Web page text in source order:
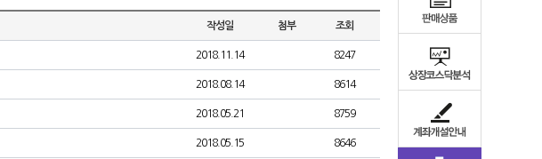
작성일 첨부 조회
2018.11.14 8247
2018.08.14 8614
2018.05.21 8759
2018.05.15 8646